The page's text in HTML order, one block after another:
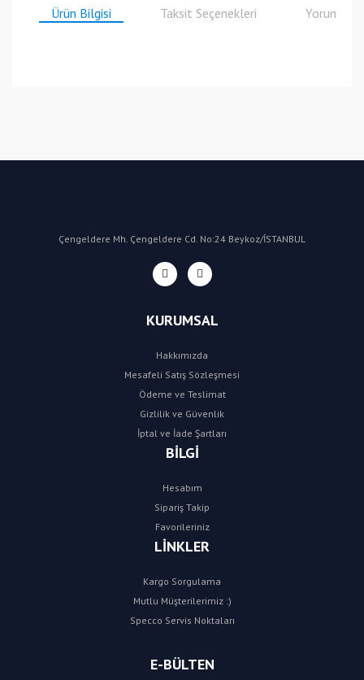
Ürün Bilgisi Taksit Seçenekleri Yorumlar
Çengeldere Mh. Çengeldere Cd. No:24 Beykoz/İSTANBUL
KURUMSAL
Hakkımızda
Mesafeli Satış Sözleşmesi
Ödeme ve Teslimat
Gizlilik ve Güvenlik
İptal ve İade Şartları
BİLGİ
Hesabım
Sipariş Takip
Favorileriniz
LİNKLER
Kargo Sorgulama
Mutlu Müşterilerimiz :)
Specco Servis Noktaları
E-BÜLTEN